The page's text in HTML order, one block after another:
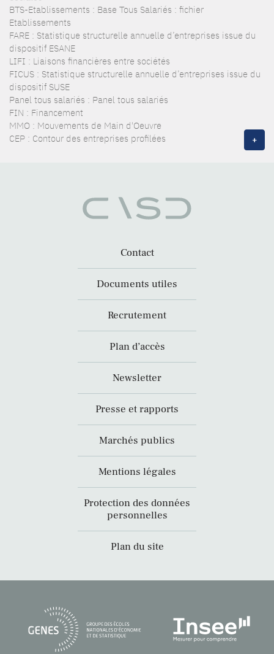
BTS-Etablissements : Base Tous Salariés : fichier
Etablissements
FARE : Statistique structurelle annuelle d’entreprises issue du
dispositif ESANE
LIFI : Liaisons financières entre sociétés
FICUS : Statistique structurelle annuelle d’entreprises issue du
dispositif SUSE
Panel tous salariés : Panel tous salariés
FIN : Financement
MMO : Mouvements de Main d'Oeuvre
CEP : Contour des entreprises profilées
+
Contact
Documents utiles
Recrutement
Plan d’accès
Newsletter
Presse et rapports
Marchés publics
Mentions légales
Protection des données
personnelles
Plan du site